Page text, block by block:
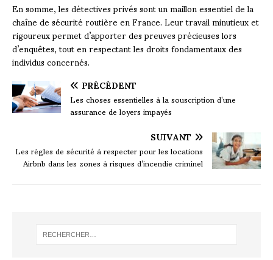
En somme, les détectives privés sont un maillon essentiel de la
chaîne de sécurité routière en France. Leur travail minutieux et
rigoureux permet d’apporter des preuves précieuses lors
d’enquêtes, tout en respectant les droits fondamentaux des
individus concernés.
PRÉCÉDENT
Les choses essentielles à la souscription d’une
assurance de loyers impayés
SUIVANT
Les règles de sécurité à respecter pour les locations
Airbnb dans les zones à risques d’incendie criminel